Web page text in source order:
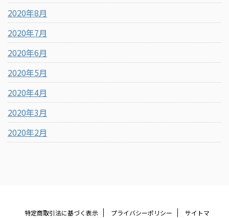
2020年8月
2020年7月
2020年6月
2020年5月
2020年4月
2020年3月
2020年2月
特定商取引法に基づく表示 プライバシーポリシー サイトマ